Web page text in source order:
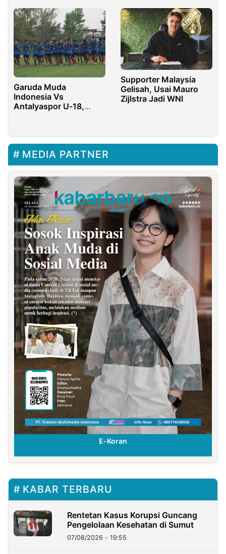
Garuda Muda
Indonesia Vs
Antalyaspor U-18,
Supporter Malaysia
Gelisah, Usai Mauro
Zijlstra Jadi WNI
MEDIA PARTNER
E-Koran
KABAR TERBARU
Rentetan Kasus Korupsi Guncang
Pengelolaan Kesehatan di Sumut
07/08/2026 - 19:55